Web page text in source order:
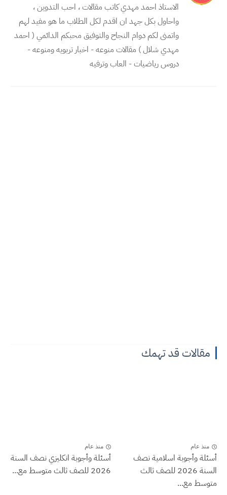
الاستاذ احمد مهدي كاتب مقالات ، احب التدوين ،
واحاول بكل جهد ان اقدم لكل الطلاب ما هو مفيد لهم
واتمنى لكم دوام النجاح والتوفيق محبكم الدائمي ( احمد
مهدي شلال ) مقالات منوعه - اخبار تربويه ومنوعه -
دروس رياضيات - العاب وترفيه
مقالات قد تهمك
منذ عام
أسئلة وأجوبة اسلامية نصف
السنة 2026 للصف ثالث
متوسط مع...
منذ عام
أسئلة وأجوبة انكليزي نصف السنة
2026 للصف ثالث متوسط مع...